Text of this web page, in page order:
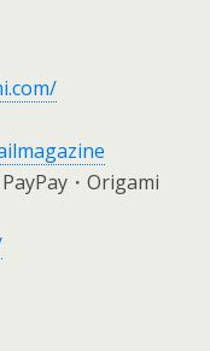
・Origami